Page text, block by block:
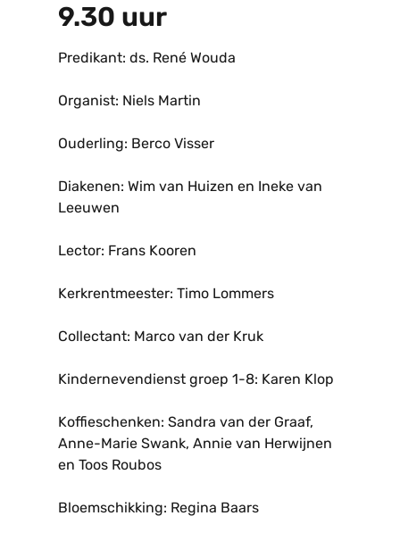
9.30 uur
Predikant: ds. René Wouda
Organist: Niels Martin
Ouderling: Berco Visser
Diakenen: Wim van Huizen en Ineke van
Leeuwen
Lector: Frans Kooren
Kerkrentmeester: Timo Lommers
Collectant: Marco van der Kruk
Kindernevendienst groep 1-8: Karen Klop
Koffieschenken: Sandra van der Graaf,
Anne-Marie Swank, Annie van Herwijnen
en Toos Roubos
Bloemschikking: Regina Baars